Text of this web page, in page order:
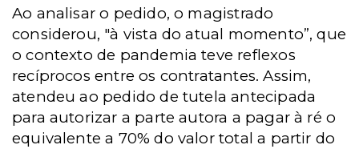
Ao analisar o pedido, o magistrado
considerou, "à vista do atual momento”, que
o contexto de pandemia teve reflexos
recíprocos entre os contratantes. Assim,
atendeu ao pedido de tutela antecipada
para autorizar a parte autora a pagar à ré o
equivalente a 70% do valor total a partir do